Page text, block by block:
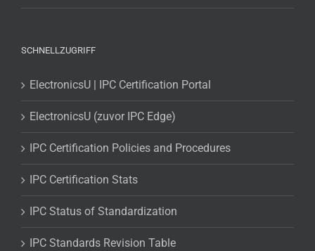
SCHNELLZUGRIFF
ElectronicsU | IPC Certification Portal
ElectronicsU (zuvor IPC Edge)
IPC Certification Policies and Procedures
IPC Certification Stats
IPC Status of Standardization
IPC Standards Revision Table